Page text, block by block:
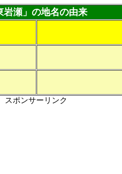
岩瀬」の地名の由来
スポンサーリンク